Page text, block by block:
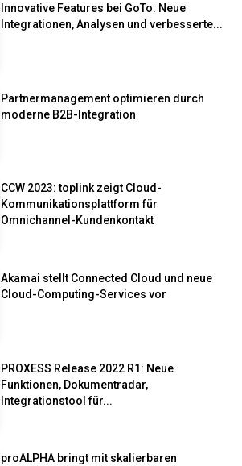
Innovative Features bei GoTo: Neue
Integrationen, Analysen und verbesserte...
Partnermanagement optimieren durch
moderne B2B-Integration
CCW 2023: toplink zeigt Cloud-
Kommunikationsplattform für
Omnichannel-Kundenkontakt
Akamai stellt Connected Cloud und neue
Cloud-Computing-Services vor
PROXESS Release 2022 R1: Neue
Funktionen, Dokumentradar,
Integrationstool für...
proALPHA bringt mit skalierbaren